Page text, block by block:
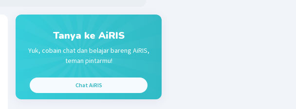
Tanya ke AiRIS
Yuk, cobain chat dan belajar bareng AiRIS,
teman pintarmu!
Chat AiRIS